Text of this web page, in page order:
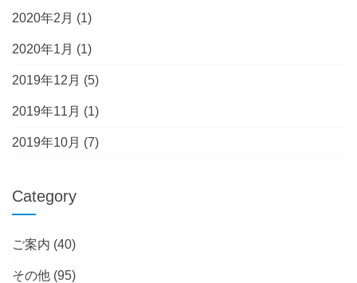
2020年2月 (1)
2020年1月 (1)
2019年12月 (5)
2019年11月 (1)
2019年10月 (7)
Category
ご案内 (40)
その他 (95)